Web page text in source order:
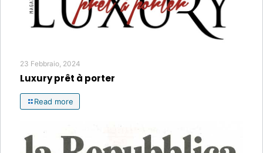
23 Febbraio, 2024
Luxury prêt à porter
Read more